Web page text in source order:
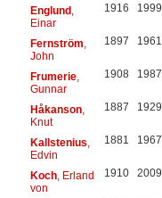
Englund,
Einar
1916 1999
Fernström
John
1897 1961
Frumerie,
Gunnar
1908 1987
Håkanson,
Knut
1887 1929
Kallstenius
Edvin
1881 1967
Koch, Erland
von
1910 2009